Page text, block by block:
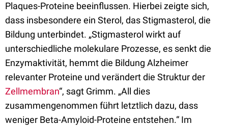
Plaques-Proteine beeinflussen. Hierbei zeigte sich,
dass insbesondere ein Sterol, das Stigmasterol, die
Bildung unterbindet. „Stigmasterol wirkt auf
unterschiedliche molekulare Prozesse, es senkt die
Enzymaktivität, hemmt die Bildung Alzheimer
relevanter Proteine und verändert die Struktur der
Zellmembran“, sagt Grimm. „All dies
zusammengenommen führt letztlich dazu, dass
weniger Beta-Amyloid-Proteine entstehen.“ Im